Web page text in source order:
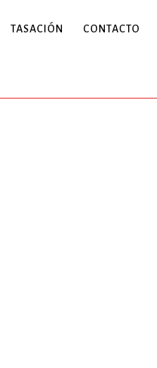
TASACIÓN CONTACTO